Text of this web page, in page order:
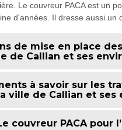
Le couvreur PACA est un
d'années. Il dresse aussi
de mise en place
de Callian et ses
à savoir sur les
ville de Callian et ses
couvreur PACA